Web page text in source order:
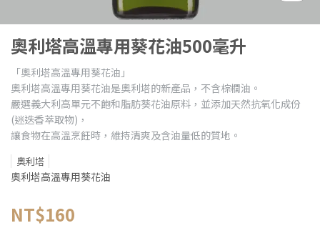
奧利塔高溫專用葵花油500毫升
「奧利塔高溫專用葵花油」
奧利塔高溫專用葵花油是奧利塔的新產品，不含棕櫚油。
嚴選義大利高單元不飽和脂肪葵花油原料，並添加天然抗氧化成份
(迷迭香萃取物)，
讓食物在高溫烹飪時，維持清爽及含油量低的質地。
奧利塔
奧利塔高溫專用葵花油
NT$160